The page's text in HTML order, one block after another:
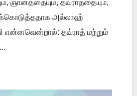
ஞானத்தையும், தவ்ராத்தையும்,
அல்லாஹ்
என்னவென்றால்: தவ்ராத் மற்றும்